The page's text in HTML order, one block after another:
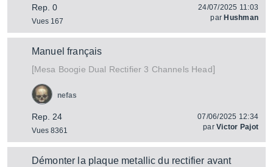
Rep. 0
Vues 167
24/07/2025 11:03
par Hushman
Manuel français
[Mesa Boogie Dual Rectifier 3 Channels Head]
Rep. 24
Vues 8361
nefas
07/06/2025 12:34
parVictor Pajot
Démonter la plaque metallic du rectifier avant